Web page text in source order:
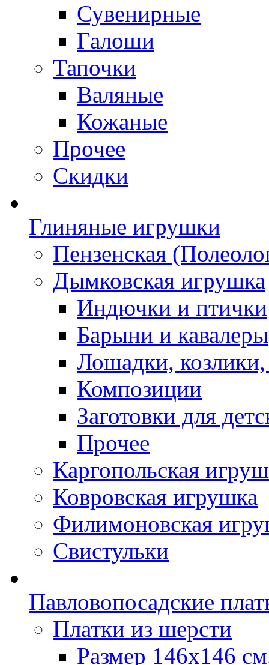
Сувенирные
Галоши
Тапочки
Валяные
Кожаные
Прочее
Скидки
Глиняные игрушки
Пензенская
Дымковская игрушка
Индючки и птички
Барыни и кавалеры
Лошадки,
Композиции
Заготовки для
Прочее
Каргопольская
Ковровская игрушка
Филимоновская
Свистульки
Павловопосадские
Платки из шерсти
Размер 146х146